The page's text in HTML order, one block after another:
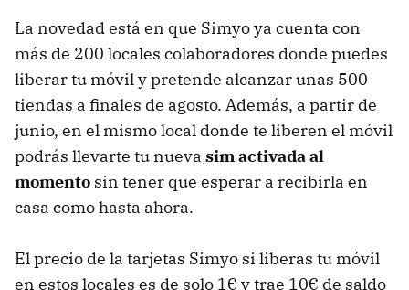
La novedad está en que Simyo ya cuenta con
más de 200 locales colaboradores donde puedes
liberar tu móvil y pretende alcanzar unas 500
tiendas a finales de agosto. Además, a partir de
junio, en el mismo local donde te liberen el móvil
podrás llevarte tu nueva sim activada al
momento sin tener que esperar a recibirla en
casa como hasta ahora.
El precio de la tarjetas Simyo si liberas tu móvil
en estos locales es de solo 1€ y trae 10€ de saldo